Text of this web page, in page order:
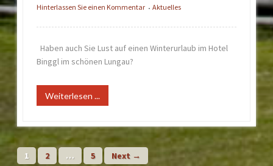
Hinterlassen Sie einen Kommentar • Aktuelles
Haben auch Sie Lust auf einen Winterurlaub im Hotel
Binggl im schönen Lungau?
Weiterlesen ...
1 2 … 5 Next →